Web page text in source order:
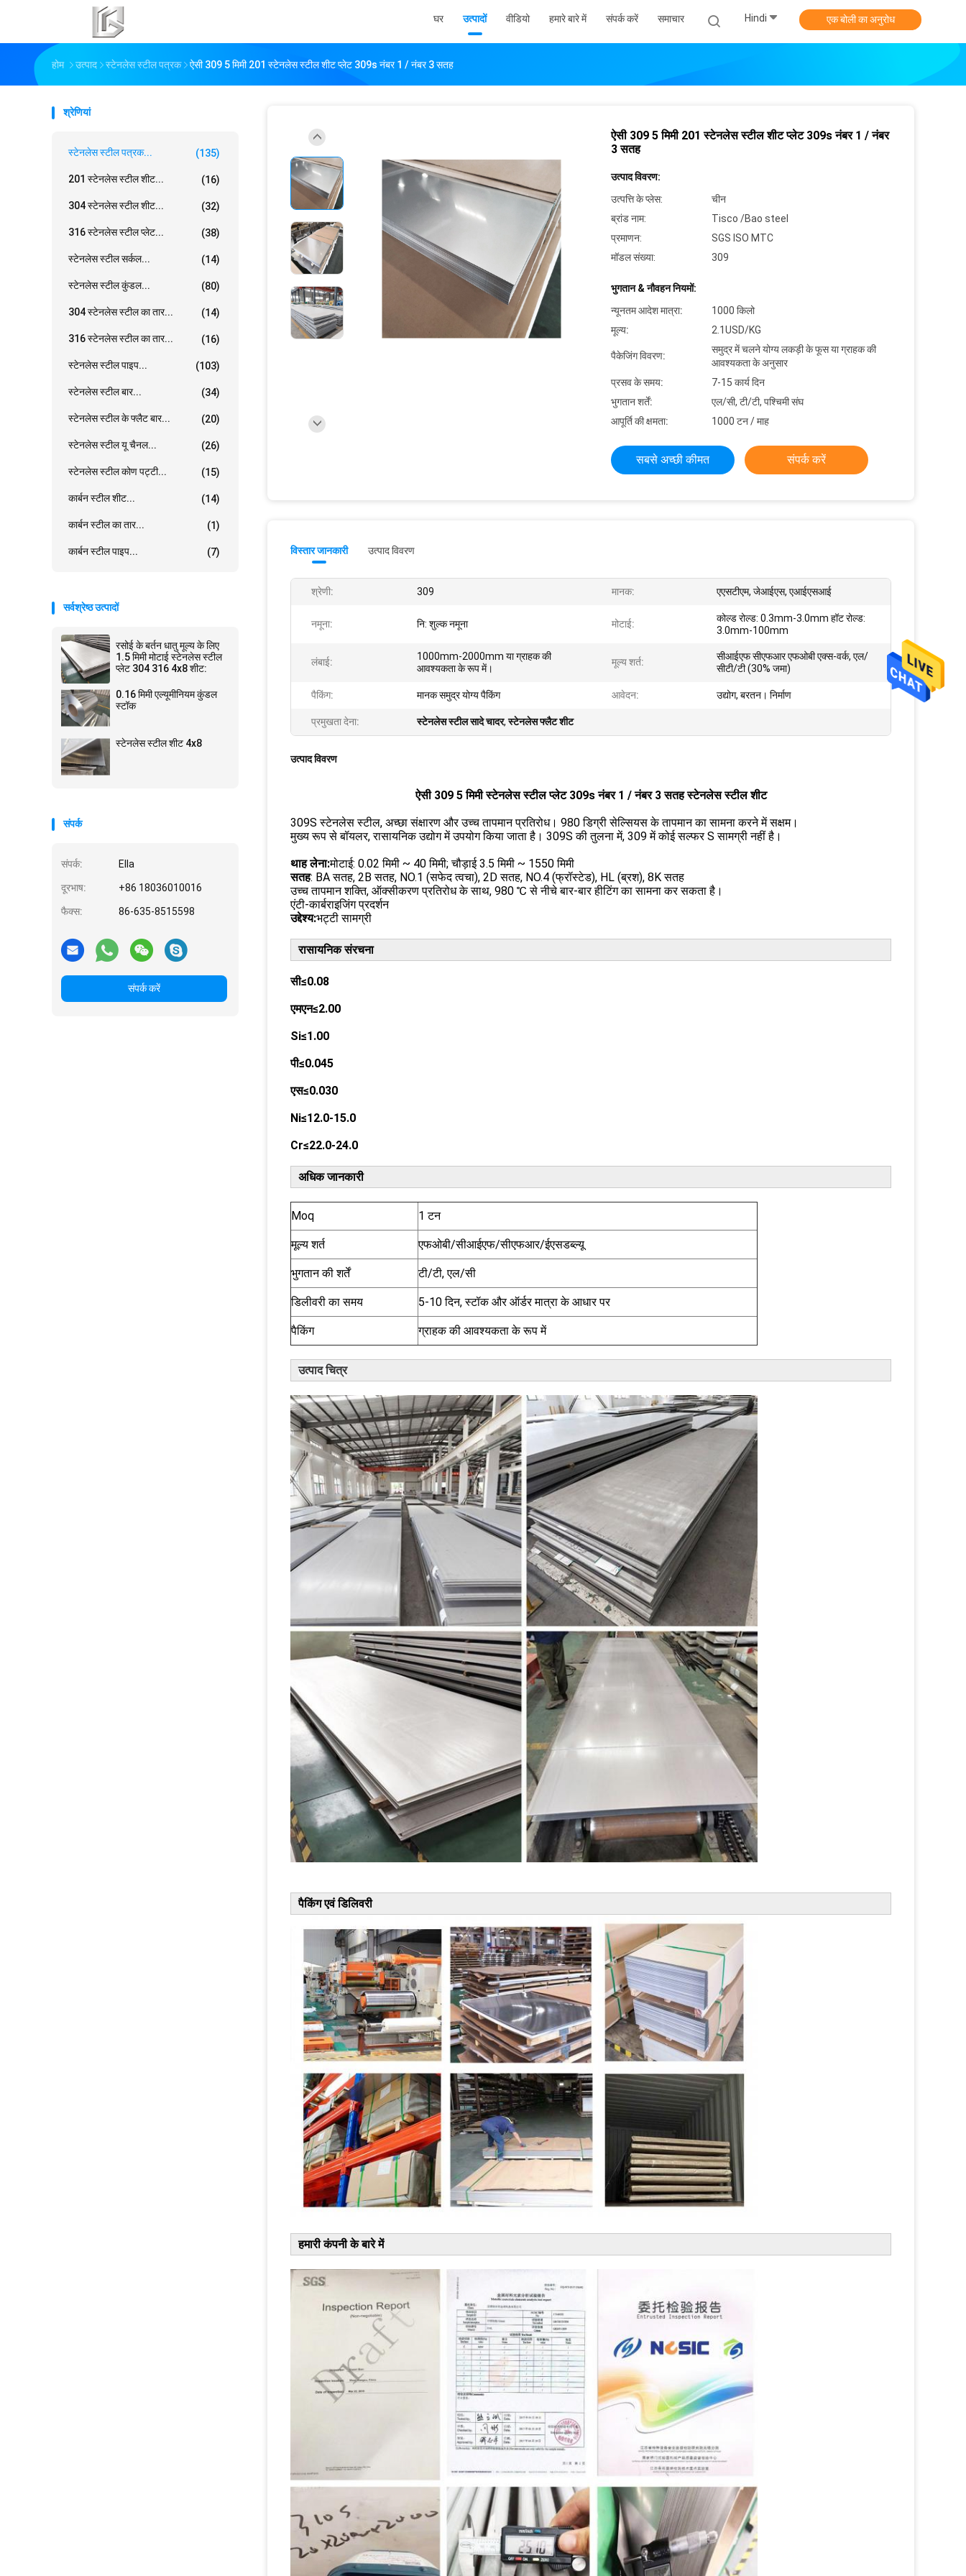
घर उत्पादों वीडियो हमारे बारे में संपर्क करें समाचार Hindi एक बोली का अनुरोध
होम उत्पाद स्टेनलेस स्टील पत्रक ऐसी 309 5 मिमी 201 स्टेनलेस स्टील शीट प्लेट 309s नंबर 1 / नंबर 3 सतह
श्रेणियां
स्टेनलेस स्टील पत्रक... (135)
201 स्टेनलेस स्टील शीट... (16)
304 स्टेनलेस स्टील शीट... (32)
316 स्टेनलेस स्टील प्लेट... (38)
स्टेनलेस स्टील सर्कल... (14)
स्टेनलेस स्टील कुंडल... (80)
304 स्टेनलेस स्टील का तार... (14)
316 स्टेनलेस स्टील का तार... (16)
स्टेनलेस स्टील पाइप... (103)
स्टेनलेस स्टील बार... (34)
स्टेनलेस स्टील के फ्लैट बार... (20)
स्टेनलेस स्टील यू चैनल... (26)
स्टेनलेस स्टील कोण पट्टी... (15)
कार्बन स्टील शीट... (14)
कार्बन स्टील का तार... (1)
कार्बन स्टील पाइप... (7)
सर्वश्रेष्ठ उत्पादों
रसोई के बर्तन धातु मूल्य के लिए
1.5 मिमी मोटाई स्टेनलेस स्टील
प्लेट 304 316 4x8 शीट:
0.16 मिमी एल्यूमीनियम कुंडल
स्टॉक
स्टेनलेस स्टील शीट 4x8
संपर्क
संपर्क: Ella
दूरभाष: +86 18036010016
फैक्स: 86-635-8515598
संपर्क करें
ऐसी 309 5 मिमी 201 स्टेनलेस स्टील शीट प्लेट 309s नंबर 1 / नंबर
3 सतह
उत्पाद विवरण:
उत्पत्ति के प्लेस:
चीन
ब्रांड नाम:
Tisco /Bao steel
प्रमाणन:
SGS ISO MTC
मॉडल संख्या:
309
भुगतान & नौवहन नियमों:
न्यूनतम आदेश मात्रा:
1000 किलो
मूल्य:
2.1USD/KG
पैकेजिंग विवरण:
समुद्र में चलने योग्य लकड़ी के फूस या ग्राहक की
आवश्यकता के अनुसार
प्रसव के समय:
7-15 कार्य दिन
भुगतान शर्तें:
एल/सी, टी/टी, पश्चिमी संघ
आपूर्ति की क्षमता:
1000 टन / माह
सबसे अच्छी कीमत संपर्क करें
विस्तार जानकारी उत्पाद विवरण
श्रेणी: 309 मानक: एएसटीएम, जेआईएस, एआईएसआई
नमूना: नि: शुल्क नमूना मोटाई:
कोल्ड रोल्ड: 0.3mm-3.0mm हॉट रोल्ड:
3.0mm-100mm
लंबाई:
1000mm-2000mm या ग्राहक की
आवश्यकता के रूप में।
मूल्य शर्त:
सीआईएफ सीएफआर एफओबी एक्स-वर्क, एल/
सीटी/टी (30% जमा)
पैकिंग: मानक समुद्र योग्य पैकिंग आवेदन: उद्योग, बरतन। निर्माण
प्रमुखता देना: स्टेनलेस स्टील सादे चादर,स्टेनलेस फ्लैट शीट
उत्पाद विवरण
ऐसी 309 5 मिमी स्टेनलेस स्टील प्लेट 309s नंबर 1 / नंबर 3 सतह स्टेनलेस स्टील शीट
309S स्टेनलेस स्टील, अच्छा संक्षारण और उच्च तापमान प्रतिरोध। 980 डिग्री सेल्सियस के तापमान का सामना करने में सक्षम।
मुख्य रूप से बॉयलर, रासायनिक उद्योग में उपयोग किया जाता है। 309S की तुलना में, 309 में कोई सल्फर S सामग्री नहीं है।
थाह लेना:मोटाई: 0.02 मिमी ~ 40 मिमी; चौड़ाई 3.5 मिमी ~ 1550 मिमी
सतह: BA सतह, 2B सतह, NO.1 (सफेद त्वचा), 2D सतह, NO.4 (फ्रॉस्टेड), HL (ब्रश), 8K सतह
उच्च तापमान शक्ति, ऑक्सीकरण प्रतिरोध के साथ, 980 ℃ से नीचे बार-बार हीटिंग का सामना कर सकता है।
एंटी-कार्बराइजिंग प्रदर्शन
उद्देश्य:भट्टी सामग्री
रासायनिक संरचना
सी≤0.08
एमएन≤2.00
Si≤1.00
पी≤0.045
एस≤0.030
Ni≤12.0-15.0
Cr≤22.0-24.0
अधिक जानकारी
Moq 1 टन
मूल्य शर्त एफओबी/सीआईएफ/सीएफआर/ईएसडब्ल्यू
भुगतान की शर्तें टी/टी, एल/सी
डिलीवरी का समय 5-10 दिन, स्टॉक और ऑर्डर मात्रा के आधार पर
पैकिंग ग्राहक की आवश्यकता के रूप में
उत्पाद चित्र
पैकिंग एवं डिलिवरी
हमारी कंपनी के बारे में